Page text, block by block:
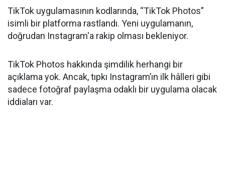
TikTok uygulamasının kodlarında, “TikTok Photos”
isimli bir platforma rastlandı. Yeni uygulamanın,
doğrudan Instagram'a rakip olması bekleniyor.
TikTok Photos hakkında şimdilik herhangi bir
açıklama yok. Ancak, tıpkı Instagram’ın ilk hâlleri gibi
sadece fotoğraf paylaşma odaklı bir uygulama olacak
iddiaları var.